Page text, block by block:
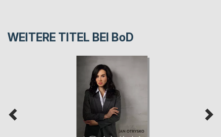
WEITERE TITEL BEI BoD